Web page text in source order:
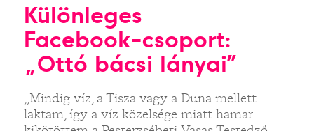
Különleges
Facebook-csoport:
„Ottó bácsi lányai”
„Mindig víz, a Tisza vagy a Duna mellett
laktam, így a víz közelsége miatt hamar